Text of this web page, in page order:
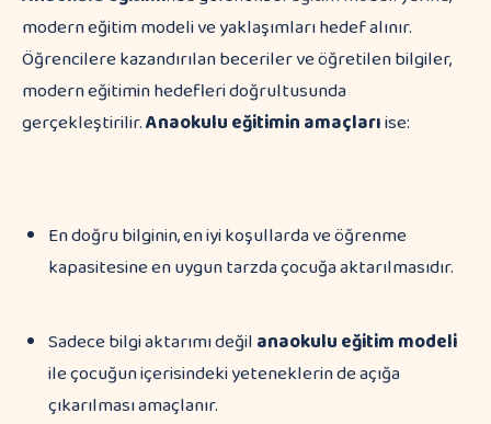
modern eğitim modeli ve yaklaşımları hedef alınır.
Öğrencilere kazandırılan beceriler ve öğretilen bilgiler,
modern eğitimin hedefleri doğrultusunda
gerçekleştirilir.Anaokulu eğitimin amaçlarıise:
En doğru bilginin, en iyi koşullarda ve öğrenme
kapasitesine en uygun tarzda çocuğa aktarılmasıdır.
Sadece bilgi aktarımı değilanaokulu eğitim modeli
ile çocuğun içerisindeki yeteneklerin de açığa
çıkarılması amaçlanır.